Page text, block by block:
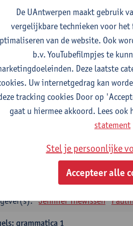
studiepunten
Remco Sleiderink
tot de algemene
2E SEM
studiepunten
Astrid De Wit Peter Petré
verplichte
Marilize Pretorius Alena
Taalbeheersing 2
2E SEM
Jennifer Thewissen
grammatica 1
De UAntwerpen maakt gebruik
vergelijkbare technieken voor het
van de website. Ook
b.v. YouTubefilmpjes te
Deze laatste
Uw internetgedrag kan
tracking cookies Door op
gaat u hiermee akkoord. Lees ook
statement
Stel je persoonlijke
Accepteer alle